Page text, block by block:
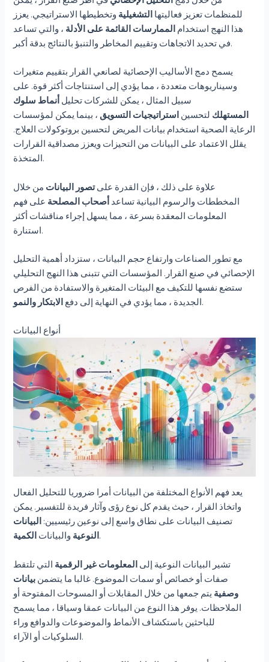
للمنظمات تعزيز فعاليتها التشغيلية وتخطيطها الاستراتيجي. يعزز
هذا النهج استخدام الممارسات القائمة على الأدلة ، والتي تساعد
في تحديد الاتجاهات وتقييم المخاطر والتنبؤ بالنتائج بدقة أكبر.
يسمح دمج الأساليب الإحصائية لصانعي القرار بتقييم متغيرات
وسيناريوهات متعددة ، مما يؤدي إلى استنتاجات أكثر قوة. على
سبيل المثال ، يمكن للشركات تحليل أنماط سلوك
المستهلك لتحسين استراتيجيات التسويق، بينما يمكن لمؤسسات
الرعاية الصحية استخدام بيانات المريض لتحسين بروتوكولات العلاج.
يقلل الاعتماد على البيانات من التحيزات ويعزز مصداقية القرارات
المتخذة.
علاوة على ذلك ، فإن القدرة علىتصور البيانات من خلال
المخططات والرسوم البيانية تساعد أصحاب المصلحة على فهم
المعلومات المعقدة بسرعة ، مما يسهل إجراء مناقشات أكثر
استنارة.
مع تطور الصناعات وارتفاع حجم البيانات ، ستزداد أهمية التحليل
الإحصائي في صنع القرار. المؤسسات التي تتبنى هذا النهج التحليلي
ستضع نفسها للتكيف مع البيئات المتغيرة والاستفادة من الفرص
الجديدة ، مما يؤدي في النهاية إلى دفع الابتكار والنمو .
أنواع البيانات
يعد فهم الأنواع المختلفة من البيانات أمرا ضروريا للتحليل الفعال
واتخاذ القرار ، حيث يقدم كل نوع رؤى وآثار فريدة للتفسير. يمكن
تصنيف البيانات على نطاق واسع إلى نوعين رئيسيين: البيانات
النوعية والبيانات الكمية .
تشير البيانات النوعية إلى المعلومات غير الرقمية التي تلتقط
صفات أو خصائص أو سمات الموضوع. غالبا ما يتضمن بيانات
وصفية يتم جمعها من خلال المقابلات أو المسوحات المفتوحة أو
الملاحظات. يوفر هذا النوع من البيانات عمقا وسياقا ، مما يسمح
للباحثين باستكشاف الأنماط والموضوعات والدوافع وراء
السلوكيات أو الآراء.